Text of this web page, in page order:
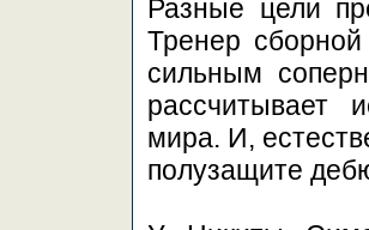
Разные цели
Тренер
сильным
рассчитывает
мира. И,
полузащите